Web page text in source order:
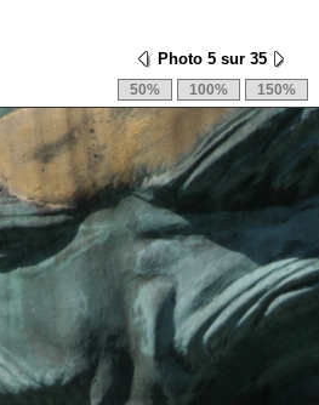
Photo 5 sur 35